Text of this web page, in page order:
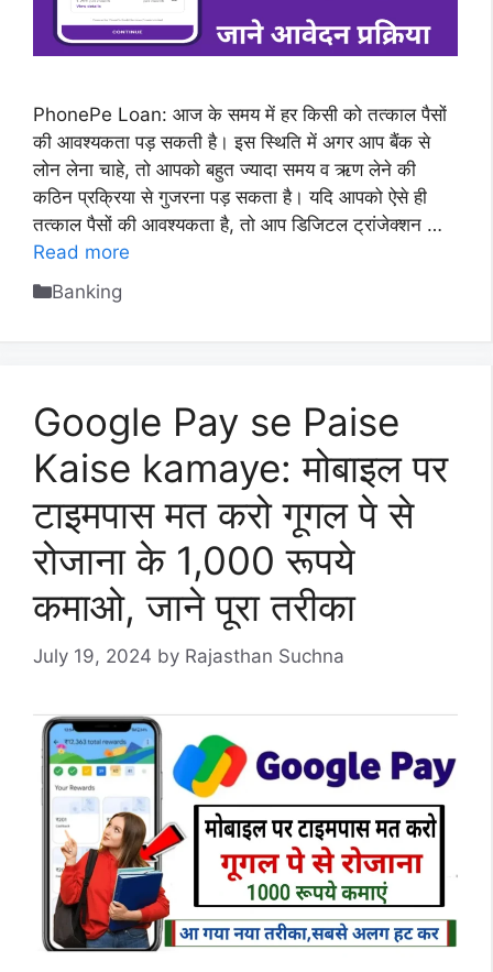
PhonePe Loan: आज के समय में हर किसी को तत्काल पैसों
की आवश्यकता पड़ सकती है। इस स्थिति में अगर आप बैंक से
लोन लेना चाहे, तो आपको बहुत ज्यादा समय व ऋण लेने की
कठिन प्रक्रिया से गुजरना पड़ सकता है। यदि आपको ऐसे ही
तत्काल पैसों की आवश्यकता है, तो आप डिजिटल ट्रांजेक्शन …
Read more
Categories
Banking
Google Pay se Paise
Kaise kamaye: मोबाइल पर
टाइमपास मत करो गूगल पे से
रोजाना के 1,000 रूपये
कमाओ, जाने पूरा तरीका
July 19, 2024 by Rajasthan Suchna